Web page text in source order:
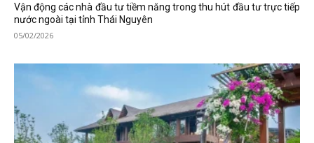
Vận động các nhà đầu tư tiềm năng trong thu hút đầu tư trực tiếp
nước ngoài tại tỉnh Thái Nguyên
05/02/2026